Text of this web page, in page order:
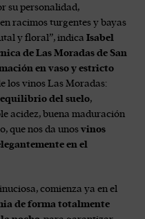
su personalidad,
racimos turgentes y bayas
y floral”, indica Isabel
de Las Moradas de San
en vaso y estricto
los vinos Las Moradas:
del suelo,
acidez, buena maduración
que nos da unos vinos
en el
comienza ya en el
de forma totalmente